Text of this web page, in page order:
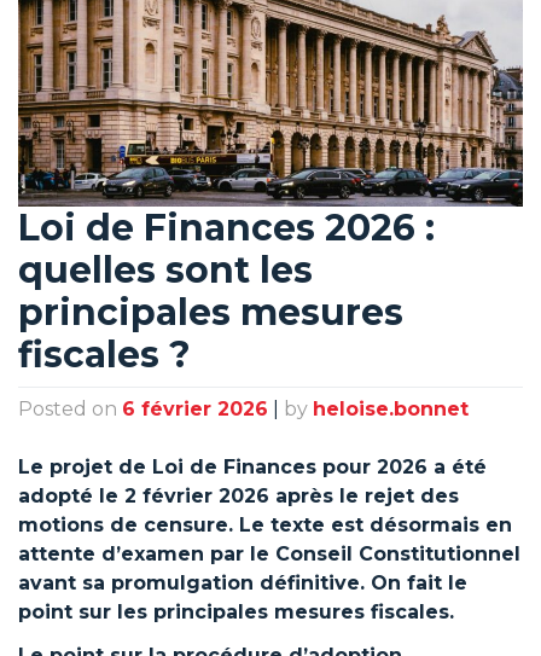
Loi de Finances 2026 :
quelles sont les
principales mesures
fiscales ?
Posted on 6 février 2026 by heloise.bonnet
Le projet de Loi de Finances pour 2026 a été
adopté le 2 février 2026 après le rejet des
motions de censure. Le texte est désormais en
attente d’examen par le Conseil Constitutionnel
avant sa promulgation définitive. On fait le
point sur les principales mesures fiscales.